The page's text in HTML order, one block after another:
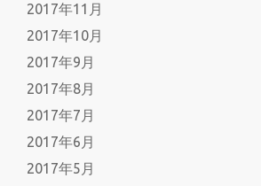
2017年11月
2017年10月
2017年9月
2017年8月
2017年7月
2017年6月
2017年5月